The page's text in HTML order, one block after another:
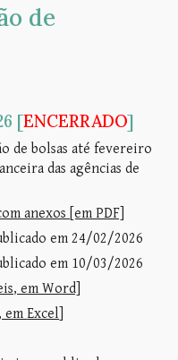
de
6 [ENCERRADO]
de bolsas até fevereiro
das agências de
anexos [em PDF]
em 24/02/2026
em 10/03/2026
em Word]
emExcel